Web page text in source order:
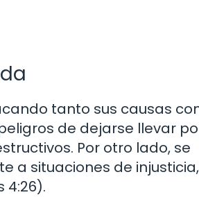
tanto sus causas
de dejarse llevar
Por otro lado, se
a situaciones de
4:26).